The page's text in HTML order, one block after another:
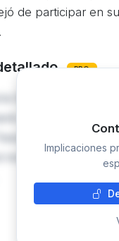
de participar en
PRO
General del
AG la condición
español, que
incumplimiento
Implicaciones